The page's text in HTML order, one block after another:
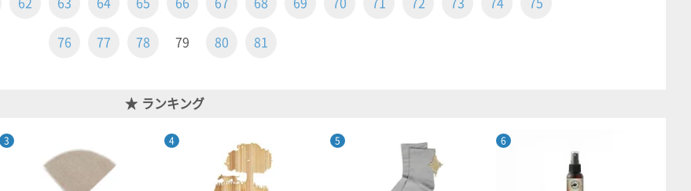
62 63 64 65 66 67 68 69 70 71 72 73 74 75
76 77 78 79 80 81
ランキング